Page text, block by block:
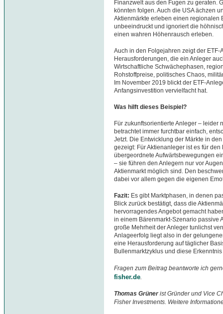
Finanzwelt aus den Fugen zu geraten.
könnten folgen. Auch die USA ächzen
Aktienmärkte erleben einen regionalen
unbeeindruckt und ignoriert die
einen wahren Höhenrausch erleben.
Auch in den Folgejahren zeigt der
Herausforderungen, die ein Anleger
Wirtschaftliche Schwächephasen,
Rohstoffpreise, politisches Chaos,
Im November 2019 blickt der ETF-
Anfangsinvestition vervielfacht hat.
Was hilft dieses Beispiel?
Für zukunftsorientierte Anleger – leider
betrachtet immer furchtbar einfach,
Jetzt. Die Entwicklung der Märkte in
gezeigt: Für Aktienanleger ist es für
übergeordnete Aufwärtsbewegungen
– sie führen den Anlegern nur vor
Aktienmarkt möglich sind. Den
dabei vor allem gegen die eigenen
Fazit: Es gibt Marktphasen, in denen
Blick zurück bestätigt, dass die
hervorragendes Angebot gemacht
in einem Bärenmarkt-Szenario passive
große Mehrheit der Anleger tunlichst
Anlageerfolg liegt also in der
eine Herausforderung auf täglicher
Bullenmarktzyklus und diese
Fragen zum Beitrag beantworte ich
fisher.de
Thomas Grünerist Gründer und Vice
Fisher Investments. Weitere